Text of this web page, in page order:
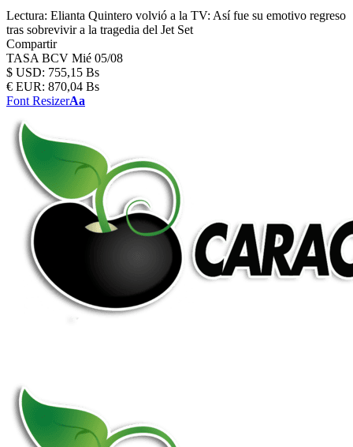
Lectura: Elianta Quintero volvió a la TV: Así fue su emotivo regreso
tras sobrevivir a la tragedia del Jet Set
Compartir
TASA BCV Mié 05/08
$ USD: 755,15 Bs
€ EUR: 870,04 Bs
Font ResizerAa